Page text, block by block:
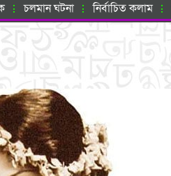
চলমান ঘটনা নির্বাচিত কলাম